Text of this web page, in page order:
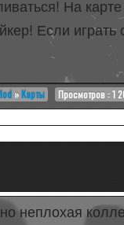
На карте
Если играть
»Карты Просмотров : 1
неплохая